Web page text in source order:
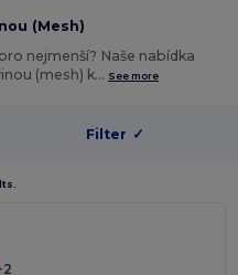
(Mesh)
nejmenší? Naše nabídka
(mesh) k… See more
Filter ✓